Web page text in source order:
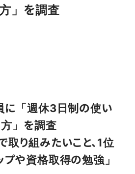
」を調査
「週休3日制の使い
方」を調査
取り組みたいこと、1位
プや資格取得の勉強」